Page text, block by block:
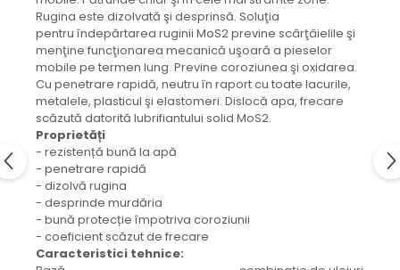
BEHRENS
Bolturi - role - bucse
Burdufe si cilindri
Mecanice
Electrice
Hidraulice
Motoare electrice si pompe
SÖRENSEN
Mecanice
Electrice
Hidraulice
Rugina este dizolvată şi desprinsă. Soluţia
pentru îndepărtarea ruginii MoS2 previne scârţâielile şi
menţine funcţionarea mecanică uşoară a pieselor
mobile pe termen lung. Previne coroziunea şi oxidarea.
Cu penetrare rapidă, neutru în raport cu toate lacurile,
metalele, plasticul şi elastomeri. Dislocă apa, frecare
scăzută datorită lubrifiantului solid MoS2.
Proprietăți
- rezistență bună la apă
- penetrare rapidă
- dizolvă rugina
- desprinde murdăria
- bună protecție împotriva coroziunii
- coeficient scăzut de frecare
Caracteristici tehnice: